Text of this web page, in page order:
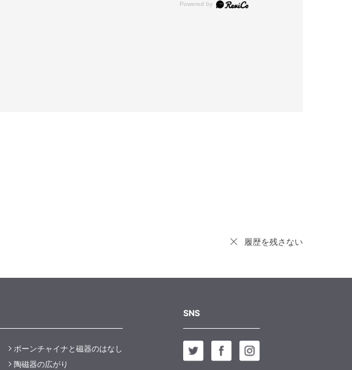
履歴を残さない
ボーンチャイナと磁器のはなし
陶磁器の広がり
SNS